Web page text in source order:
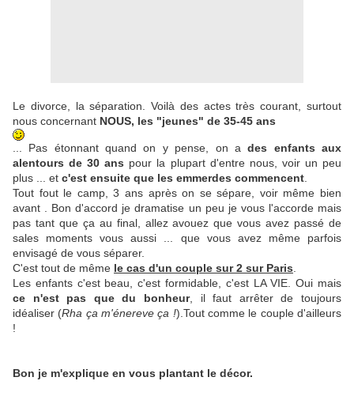
Le divorce, la séparation. Voilà des actes très courant, surtout
nous concernant NOUS, les "jeunes" de 35-45 ans
... Pas étonnant quand on y pense, on ades enfants aux
alentours de 30 ans pour la plupart d'entre nous, voir un peu
plus ... et c'est ensuite que les emmerdes commencent
Tout fout le camp, 3 ans après on se sépare, voir même bien
avant . Bon d'accord je dramatise un peu je vous l'accorde mais
pas tant que ça au final, allez avouez que vous avez passé de
sales moments vous aussi ... que vous avez même parfois
envisagé de vous séparer.
C'est tout de même le cas d'un couple sur 2 sur Paris
Les enfants c'est beau, c'est formidable, c'est LA VIE. Oui mais
ce n'est pas que du bonheur, il faut arrêter de toujours
idéaliser (Rha ça m'énereve ça !).Tout comme le couple d'ailleurs
!
Bon je m'explique en vous plantant le décor.